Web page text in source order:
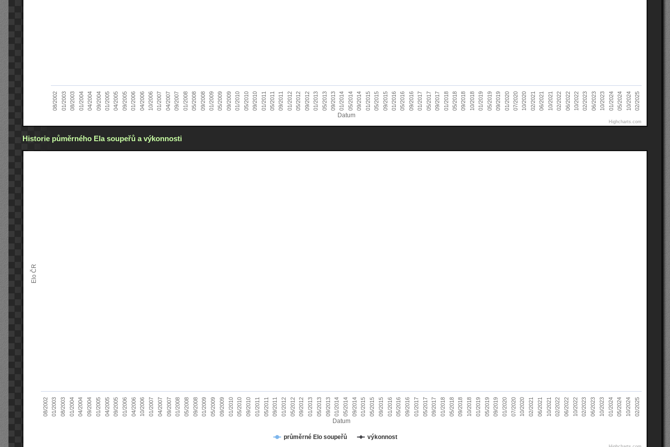
Datum
08/2002 01/2003 08/2003 01/2004 04/2004 09/2004 01/2005 04/2005 09/2005 01/2006 04/2006 10/2006 01/2007 04/2007 09/2007 01/2008 05/2008 09/2008 01/2009 05/2009 09/2009 01/2010 05/2010 09/2010 01/2011 05/2011 09/2011 01/2012 05/2012 09/2012 01/2013 05/2013 09/2013 01/2014 05/2014 09/2014 01/2015 05/2015 09/2015 01/2016 05/2016 09/2016 01/2017 05/2017 09/2017 01/2018 05/2018 09/2018 10/2018 01/2019 05/2019 09/2019 01/2020 07/2020 10/2020 02/2021 06/2021 10/2021 02/2022 06/2022 10/2022 02/2023 06/2023 10/2023 01/2024 05/2024 10/2024 02/2025
Highcharts.com
Historie půměrného Ela soupeřů a výkonnosti
Datum
Elo ČR
průměrné Elo soupeřů výkonnost
08/2002 01/2003 08/2003 01/2004 04/2004 09/2004 01/2005 04/2005 09/2005 01/2006 04/2006 10/2006 01/2007 04/2007 09/2007 01/2008 05/2008 09/2008 01/2009 05/2009 09/2009 01/2010 05/2010 09/2010 01/2011 05/2011 09/2011 01/2012 05/2012 09/2012 01/2013 05/2013 09/2013 01/2014 05/2014 09/2014 01/2015 05/2015 09/2015 01/2016 05/2016 09/2016 01/2017 05/2017 09/2017 01/2018 05/2018 09/2018 10/2018 01/2019 05/2019 09/2019 01/2020 07/2020 10/2020 02/2021 06/2021 10/2021 02/2022 06/2022 10/2022 02/2023 06/2023 10/2023 01/2024 05/2024 10/2024 02/2025